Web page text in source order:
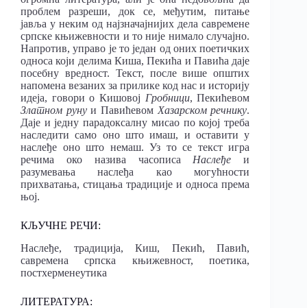
проблем разреши, док се, међутим, питање
јавља у неким од најзначајнијих дела савремене
српске књижевности и то није нимало случајно.
Напротив, управо је то један од оних поетичких
односа који делима Киша, Пекића и Павића даје
посебну вредност. Текст, после више општих
напомена везаних за прилике код нас и историју
идеја, говори о Кишовој Гробници, Пекићевом
Златном рунуи Павићевом Хазарском речнику.
Даје и једну парадоксалну мисао по којој треба
наследити само оно што имаш, и оставити у
наслеђе оно што немаш. Уз то се текст игра
речима око назива часописа Наслеђеи
разумевања наслеђа као могућности
прихватања, стицања традиције и односа према
њој.
КЉУЧНЕ РЕЧИ:
Наслеђе, традиција, Киш, Пекић, Павић,
савремена српска књижевност, поетика,
постхерменеутика
ЛИТЕРАТУРА: